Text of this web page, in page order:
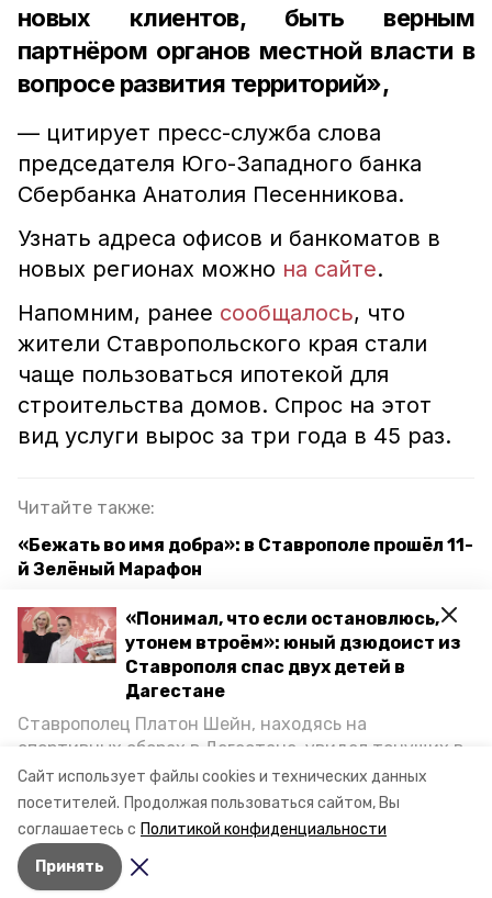
Сайт использует файлы cookies и технических данных
посетителей. Продолжая пользоваться сайтом, Вы
соглашаетесь с Политикой конфиденциальности
Принять
«Понимал, что если остановлюсь,
утонем втроём»: юный дзюдоист из
Ставрополя спас двух детей в
Дагестане
Ставрополец Платон Шейн, находясь на
спортивных сборах в Дегестане, увидел тонущих в
Каспийском море детей и бросился на помощь. По
возвращении домой, отважного мальчика
пригласили в министерство образования края и
наградили. Корреспондент «Победы26» пообщался
с юным героем.
новых клиентов, быть верным
партнёром органов местной власти в
вопросе развития территорий»,
— цитирует пресс-служба слова
председателя Юго-Западного банка
Сбербанка Анатолия Песенникова.
Узнать адреса офисов и банкоматов в
новых регионах можно на сайте.
Напомним, ранее сообщалось, что
жители Ставропольского края стали
чаще пользоваться ипотекой для
строительства домов. Спрос на этот
вид услуги вырос за три года в 45 раз.
Читайте также:
«Бежать во имя добра»: в Ставрополе прошёл 11-
й Зелёный Марафон
Цифровой помощник врача помог поставить 300
тысяч диагнозов на Ставрополье
Свыше 1,1 тыс. предпринимателей
зарегистрировались на Ставрополье в 2024
году
сбер запорожская область
херсонская область